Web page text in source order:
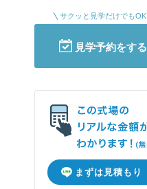
記録映像
サクッと見学だけでもOK
見学予約をする
まずは見積もり